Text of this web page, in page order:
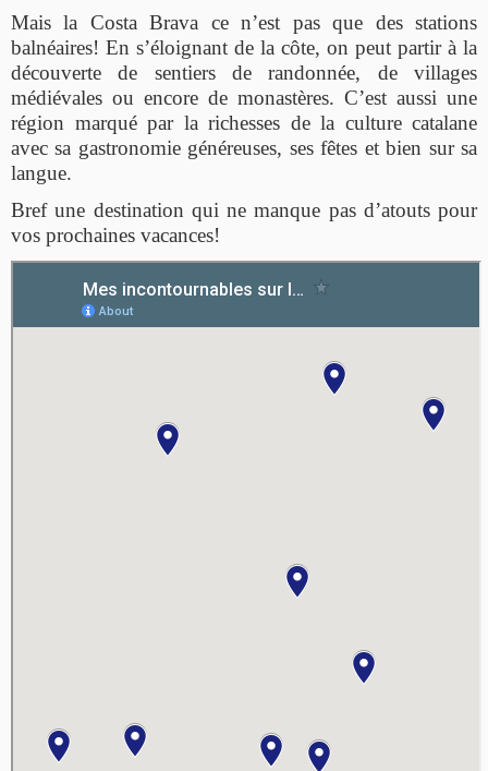
Mais la Costa Brava ce n’est pas que des stations
balnéaires! En s’éloignant de la côte, on peut partir à la
découverte de sentiers de randonnée, de villages
médiévales ou encore de monastères. C’est aussi une
région marqué par la richesses de la culture catalane
avec sa gastronomie généreuses, ses fêtes et bien sur sa
langue.
Bref une destination qui ne manque pas d’atouts pour
vos prochaines vacances!